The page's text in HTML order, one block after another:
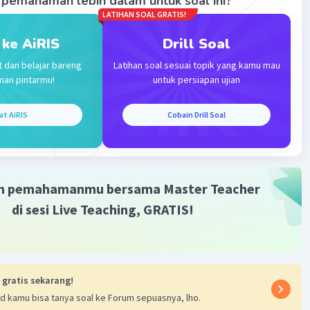
besar panjangnya adalah 7 cm (a) dan lebarnya
(b).
untuk luas 84 :
12 cm (c).
AiRIS
dan belajar bareng
pintarmu!
AiRIS
LATIHAN SOAL GRATIS!
Drill Soal
Latihan soal sesuai topik yang kamu mau
untuk persiapan ujian
Cobain Drill Soal
pemahamanmu bersama Master Teacher
di sesi Live Teaching, GRATIS!
gratis sekarang!
kamu bisa tanya soal ke Forum sepuasnya, lho.